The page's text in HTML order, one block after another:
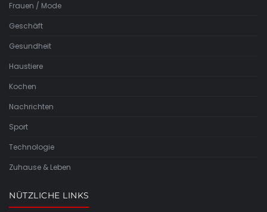
Frauen / Mode
Geschäft
Gesundheit
Haustiere
Kochen
Nachrichten
Sport
Technologie
Zuhause & Leben
NÜTZLICHE LINKS